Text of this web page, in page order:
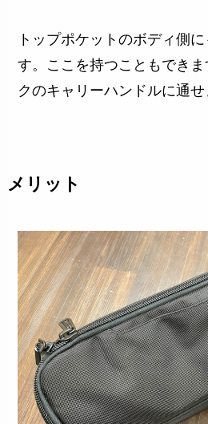
トップポケットのボディ側
す。ここを持つこともでき
クのキャリーハンドルに通せ
メリット